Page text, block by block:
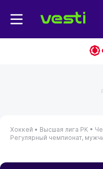
Хоккей • Высшая лига РК •
Регулярный чемпионат,